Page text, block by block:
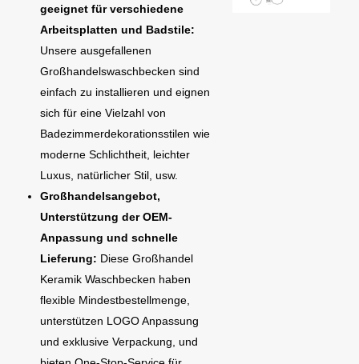
geeignet für verschiedene
Arbeitsplatten und Badstile:
Unsere ausgefallenen
Großhandelswaschbecken sind
einfach zu installieren und eignen
sich für eine Vielzahl von
Badezimmerdekorationsstilen wie
moderne Schlichtheit, leichter
Luxus, natürlicher Stil, usw.
Großhandelsangebot,
Unterstützung der OEM-
Anpassung und schnelle
Lieferung: Diese Großhandel
Keramik Waschbecken haben
flexible Mindestbestellmenge,
unterstützen LOGO Anpassung
und exklusive Verpackung, und